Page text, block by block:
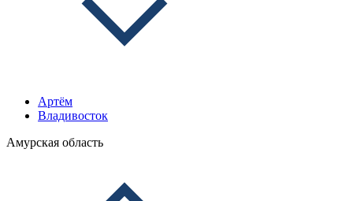
Артём
Владивосток
Амурская область